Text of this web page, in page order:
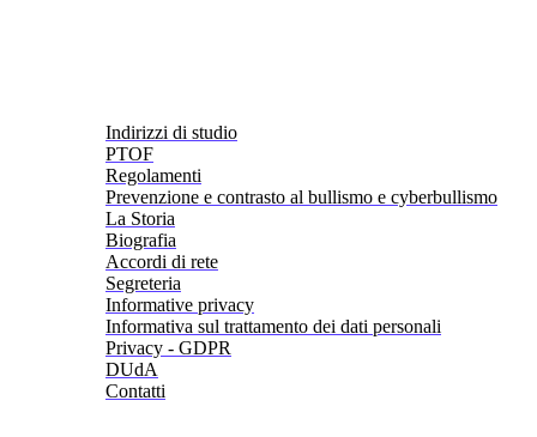
Indirizzi di studio
PTOF
Regolamenti
Prevenzione e contrasto al bullismo e cyberbullismo
La Storia
Biografia
Accordi di rete
Segreteria
Informative privacy
Informativa sul trattamento dei dati personali
Privacy - GDPR
DUdA
Contatti